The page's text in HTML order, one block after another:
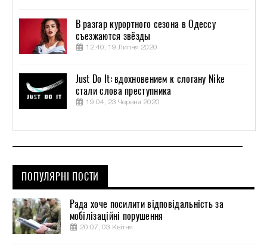
В разгар курортного сезона в Одессу
съезжаются звёзды
12:40, 19 Липня 2020
Just Do It: вдохновением к слогану Nike
стали слова преступника
19:04, 23 Червня 2020
ПОПУЛЯРНІ ПОСТИ
Рада хоче посилити відповідальність за
мобілізаційні порушення
20:07, 03 Квітня